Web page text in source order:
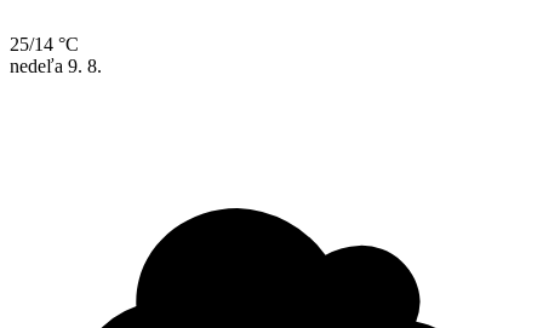
25/14 °C
nedeľa 9. 8.